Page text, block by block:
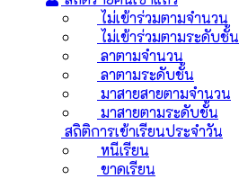
ไม่เข้าร่วมตามจำนวน
ไม่เข้าร่วมตามระดับชั้น
ลาตามจำนวน
ลาตามระดับชั้น
มาสายสายตามจำนวน
มาสายตามระดับชั้น
สถิติการเข้าเรียนประจำวัน
หนีเรียน
ขาดเรียน